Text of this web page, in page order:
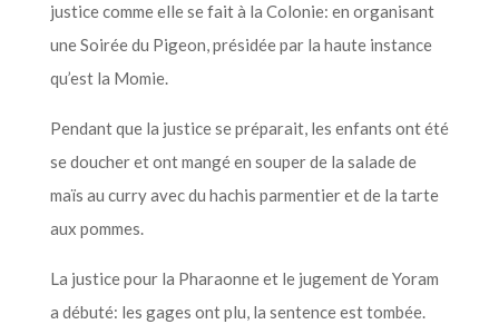
justice comme elle se fait à la Colonie: en organisant
une Soirée du Pigeon, présidée par la haute instance
qu’est la Momie.
Pendant que la justice se préparait, les enfants ont été
se doucher et ont mangé en souper de la salade de
maïs au curry avec du hachis parmentier et de la tarte
aux pommes.
La justice pour la Pharaonne et le jugement de Yoram
a débuté: les gages ont plu, la sentence est tombée.